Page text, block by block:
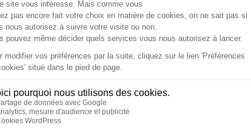
Gérard Gelas raconte son parcours au cœur du Festival